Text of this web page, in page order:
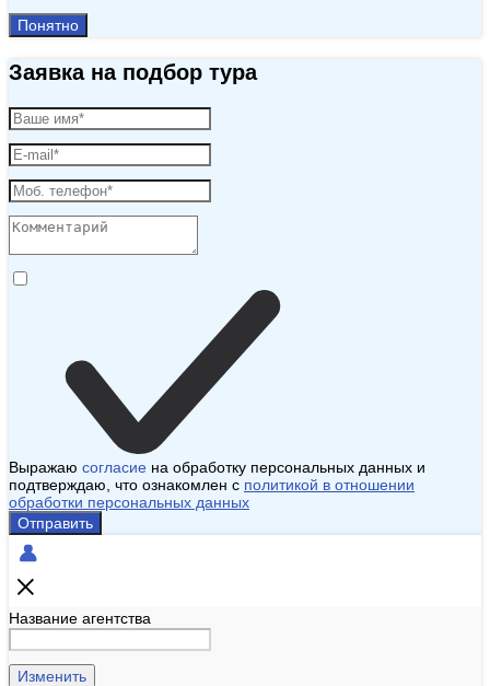
Понятно
Заявка на подбор тура
Выражаю согласие на обработку персональных данных и
подтверждаю, что ознакомлен с политикой в отношении
обработки персональных данных
Отправить
Название агентства
Изменить